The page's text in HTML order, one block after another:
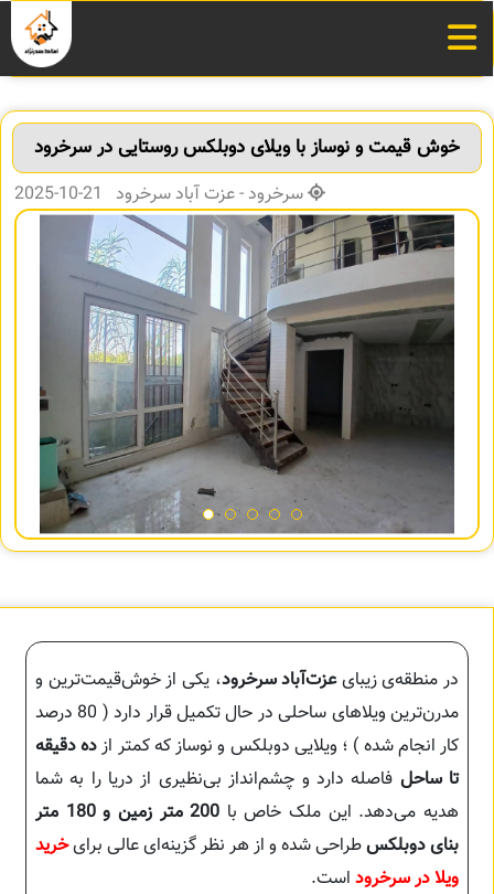
خوش قیمت و نوساز با ویلای دوبلکس روستایی در سرخرود
سرخرود - عزت آباد سرخرود 21-10-2025
در منطقه‌ی زیبایعزت‌آباد سرخرود، یکی از خوش‌قیمت‌ترین و
مدرن‌ترین ویلاهای ساحلی در حال تکمیل قرار دارد ( 80 درصد
کار انجام شده ) ؛ ویلایی دوبلکس و نوساز که کمتر ازده دقیقه
تا ساحل فاصله دارد و چشم‌انداز بی‌نظیری از دریا را به شما
هدیه می‌دهد. این ملک خاص با
200 متر زمین و 180 متر
بنای دوبلکسطراحی شده و از هر نظر گزینه‌ای عالی برایخرید
ویلا در سرخرود است.